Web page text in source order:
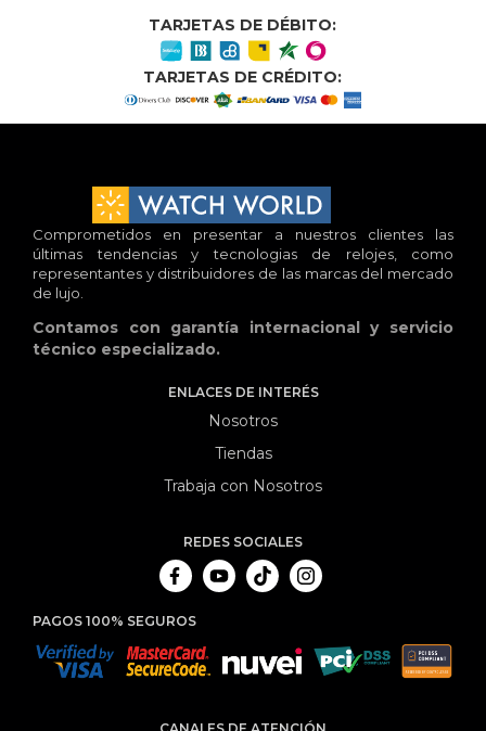
TARJETAS DE DÉBITO:
TARJETAS DE CRÉDITO:
Comprometidos en presentar a nuestros clientes las
últimas tendencias y tecnologias de relojes, como
representantes y distribuidores de las marcas del mercado
de lujo.
Contamos con garantía internacional y servicio
técnico especializado.
ENLACES DE INTERÉS
Nosotros
Tiendas
Trabaja con Nosotros
REDES SOCIALES
PAGOS 100% SEGUROS